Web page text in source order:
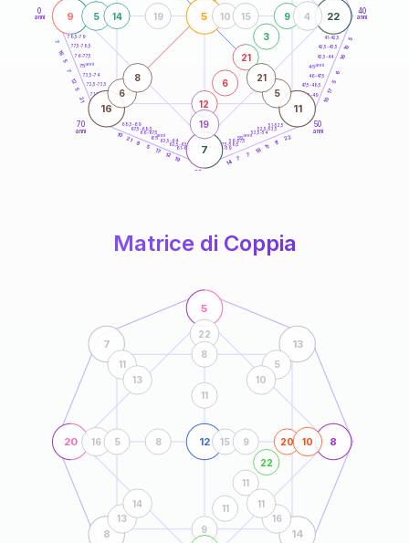
0
anni
40
anni
50
anni
60
70
anni
41-42,5
42,5-43,5
43,5-44
46-47,5
47,5-48,5
48,5-49
51-52,5
52,5-53,5
53,5-54
56-57,5
57,5-58,5
58,5-59
61-62,5
62,5-63,5
63,5-64
66-67,5
67,5-68,5
68,5-69
71-72,5
72,5-73,5
73,5-74
76-77,5
77,5-78,5
78,5-79 5
10
16
6
5
17
10
22
11
11
18
7
7
14
19
12
17
5
8
21
10
21
5
12
7
5
16
7
9 22
7
5
16 11
12
6
21
3
9
5 4
19
14 10 15
19
6
8
5
21
45anni
55anni
65anni
75anni
Matrice di Coppia
20
5
8
12
7 13
8 14
9
11
11
22
20
16
22
10
5
8
15 9
8
11
11
13
5
10
13
14
16
11